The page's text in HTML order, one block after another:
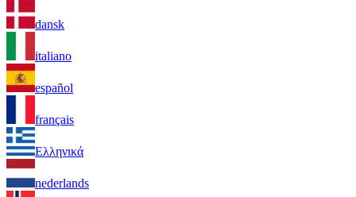
dansk
italiano
español
français
Ελληνικά
nederlands